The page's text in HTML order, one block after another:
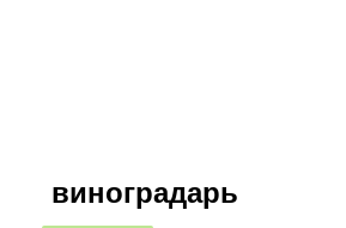
виноградарь